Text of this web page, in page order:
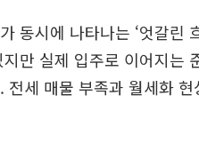
동시에 나타나는 ‘엇갈린
만 실제 입주로 이어지는
세 매물 부족과 월세화